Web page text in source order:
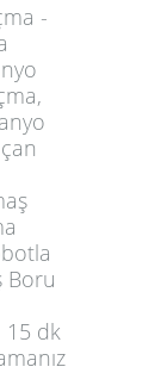
-
Boru
15 dk